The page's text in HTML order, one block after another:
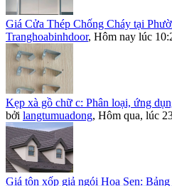
Giá Cửa Thép Chống Cháy tại
Tranghoabinhdoor, Hôm nay lúc
Kẹp xà gồ chữ c: Phân loại, ứng
bởi langtumuadong, Hôm qua, lúc
Giá tôn xốp giả ngói Hoa Sen: